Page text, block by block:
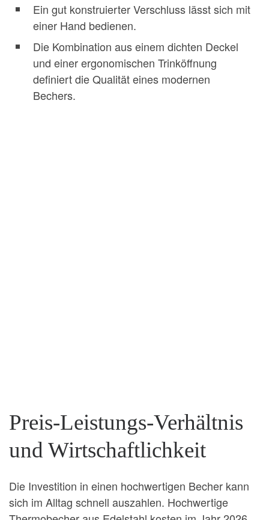
Ein gut konstruierter Verschluss lässt sich mit
einer Hand bedienen.
Die Kombination aus einem dichten Deckel
und einer ergonomischen Trinköffnung
definiert die Qualität eines modernen
Bechers.
Preis-Leistungs-Verhältnis
und Wirtschaftlichkeit
Die Investition in einen hochwertigen Becher kann
sich im Alltag schnell auszahlen. Hochwertige